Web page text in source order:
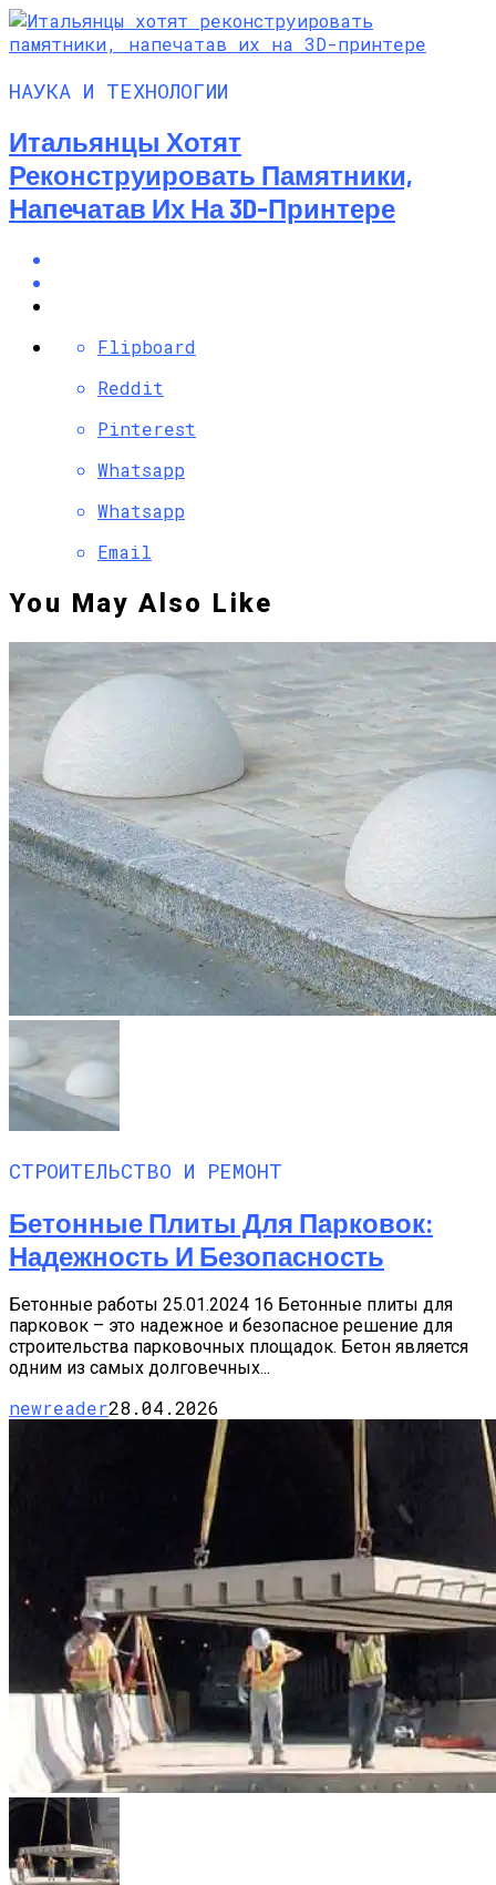
НАУКА И ТЕХНОЛОГИИ
Итальянцы Хотят
Реконструировать Памятники,
Напечатав Их На 3D-Принтере
Flipboard
Reddit
Pinterest
Whatsapp
Whatsapp
Email
You May Also Like
СТРОИТЕЛЬСТВО И РЕМОНТ
Бетонные Плиты Для Парковок:
Надежность И Безопасность
Бетонные работы 25.01.2024 16 Бетонные плиты для
парковок – это надежное и безопасное решение для
строительства парковочных площадок. Бетон является
одним из самых долговечных...
newreader28.04.2026